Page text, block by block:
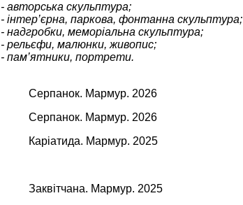
- авторська скульптура;
- інтер’єрна, паркова, фонтанна скульптура;
- надгробки, меморіальна скульптура;
- рельєфи, малюнки, живопис;
- пам’ятники, портрети.
Серпанок. Мармур. 2026
Серпанок. Мармур. 2026
Каріатида. Мармур. 2025
Заквітчана. Мармур. 2025